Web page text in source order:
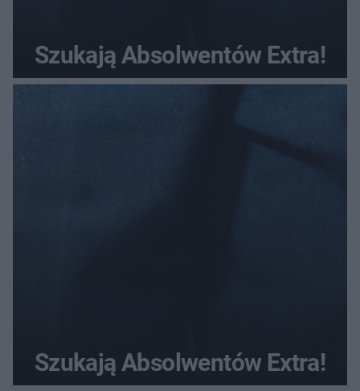
Szukają Absolwentów Extra!
Szukają Absolwentów Extra!